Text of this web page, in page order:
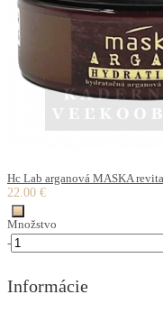
Hc Lab arganová MASKA
22.00 €
Množstvo
-
Informácie